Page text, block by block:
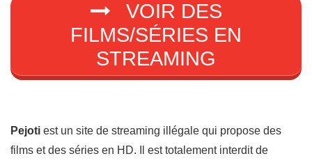
VOIR DES
FILMS/SÉRIES EN
STREAMING
Pejoti est un site de streaming illégale qui propose des
films et des séries en HD. Il est totalement interdit de